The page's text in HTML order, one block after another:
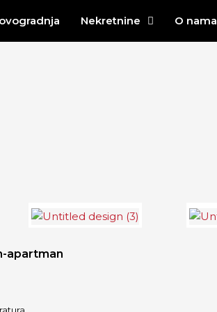
Nekretnine O nama
apartman